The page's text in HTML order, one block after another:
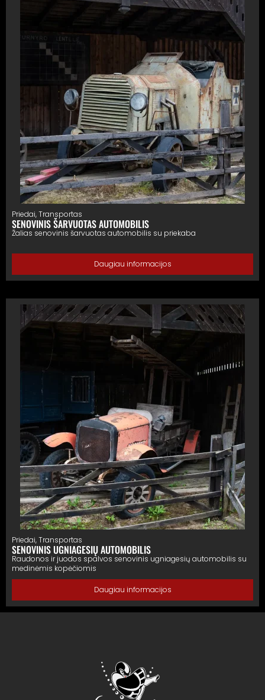
Priedai,Transportas
SENOVINIS ŠARVUOTAS AUTOMOBILIS
Žalias senovinis šarvuotas automobilis su priekaba
Daugiau informacijos
Priedai,Transportas
SENOVINIS UGNIAGESIŲ AUTOMOBILIS
Raudonos ir juodos spalvos senovinis ugniagesių automobilis su
medinėmis kopėčiomis
Daugiau informacijos